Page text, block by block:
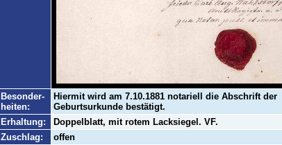
Besonder-
heiten:
Hiermit wird am 7.10.1881 notariell die Abschrift der
Geburtsurkunde bestätigt.
Erhaltung:
Doppelblatt, mit rotem Lacksiegel. VF.
Zuschlag:
offen